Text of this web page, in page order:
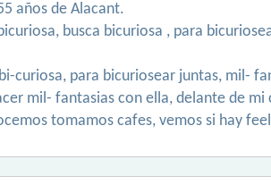
años de Alacant.
busca bicuriosa , para
curiosa, para bicuriosear juntas, mil-
mil- fantasias con ella, delante de
tomamos cafes, vemos si hay